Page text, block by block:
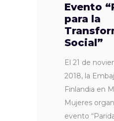
Evento
para la
Social”
El 21 de
2018, la
Finlandia en
Mujeres
evento